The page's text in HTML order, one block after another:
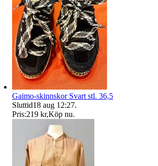
Gaimo-skinnskor Svart stl. 36,5
Sluttid18 aug 12:27.
Pris:219 kr,Köp nu.